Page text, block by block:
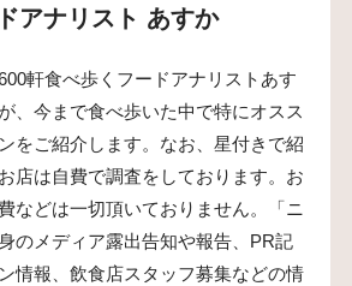
アナリスト あすか
軒食べ歩くフードアナリストあす
、今まで食べ歩いた中で特にオスス
をご紹介します。なお、星付きで紹
店は自費で調査をしております。お
などは一切頂いておりません。「ニ
のメディア露出告知や報告、PR記
情報、飲食店スタッフ募集などの情